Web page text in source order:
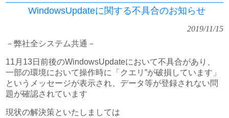
WindowsUpdateに関する不具合のお知らせ
2019/11/15
－弊社全システム共通－
11月13日前後のWindowsUpdateにおいて不具合があり、
一部の環境において操作時に「クエリ”が破損しています」
というメッセージが表示され、データ等が登録されない問
題が確認されています
現状の解決策といたしましては